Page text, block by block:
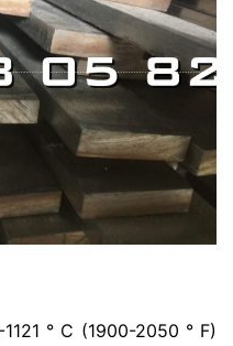
° C (1900-2050 ° F)